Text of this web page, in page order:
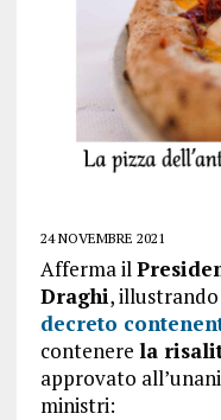
24 NOVEMBRE 2021
Afferma il
Draghi,
decreto
contenere la
approvato
ministri: